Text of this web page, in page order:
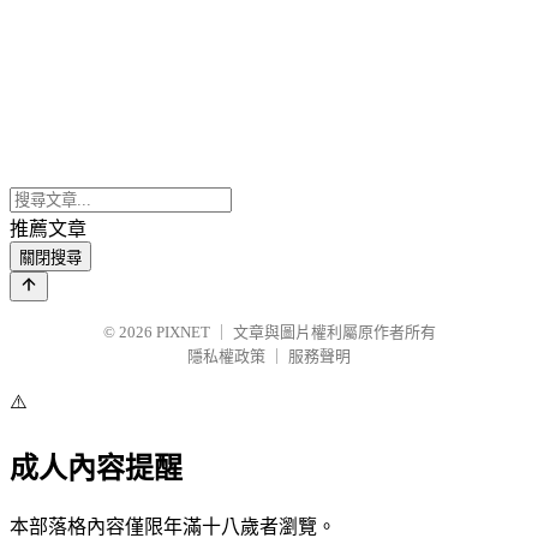
推薦文章
關閉搜尋
© 2026 PIXNET
文章與圖片權利屬原作者所有
隱私權政策
服務聲明
⚠️
成人內容提醒
本部落格內容僅限年滿十八歲者瀏覽。